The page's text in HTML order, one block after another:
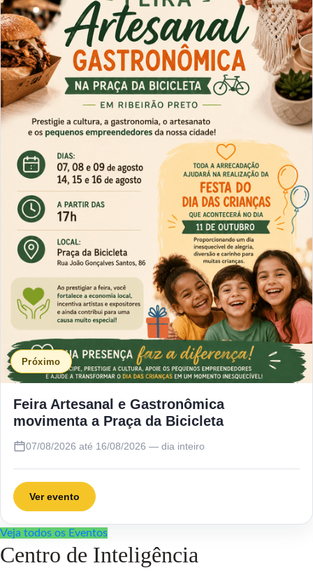
Próximo
Feira Artesanal e Gastronômica
movimenta a Praça da Bicicleta
07/08/2026 até 16/08/2026 — dia inteiro
Ver evento
Veja todos os Eventos
Centro de Inteligência